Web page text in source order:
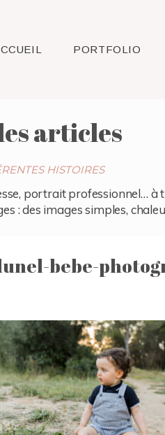
PORTFOLIO
articles
HISTOIRES
portrait professionnel… à
: des images simples,
bebe-